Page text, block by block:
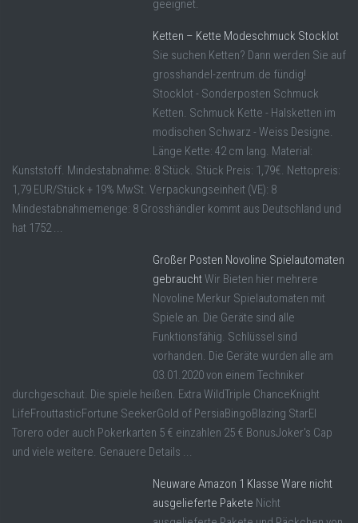
geeignet.
Ketten – Kette Modeschmuck Stocklot
Sie suchen Ketten? Dann werden Sie auf
grosshandel-zentrum.de fündig!
Stocklot - Sonderposten Schmuck
Ketten. Schmuck Kette - Halsketten im
modischen Schwarz - Weiss Designe.
Länge Kette: 42 cm lang. Material:
Kunststoff. Mindestabnahme: 8 Stück. Stück Preis: 1,79€. Nettopreis:
1,79 EUR/Stück + 19% MwSt. Verpackungseinheit (VE): 8
Mindestabnahmemenge: 8 Grosshändler kommt aus Deutschland und
hat 1752 ...
Großer Posten Novoline Spielautomaten
gebrauchtWir Bieten hier mehrere
Novoline Merkur Spielautomaten mit
Spiele an. Die Geräte sind alle
Funktionsfähig. Schlüssel sind
vorhanden. Die Geräte wurden alle am
03.01.2020 von einem Techniker
durchgeschaut. Die spiele heißen. Extra WildTriple ChanceKnight
LifeFrouttasticFortune SeekerGold of PersiaBingoBlazing StarEl
Torero oder auch Pokerkarten 5 € einzahlen 25 € BonusJoker's Cap
und viele weitere. Genauere Details ...
Neuware Amazon 1 Klasse Ware nicht
ausgelieferte Pakete Nicht